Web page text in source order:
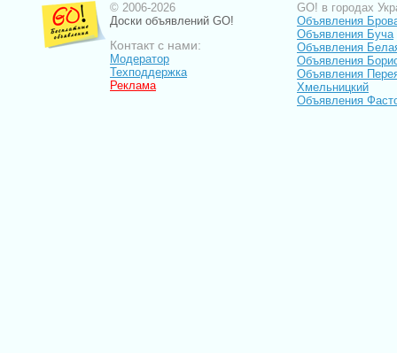
© 2006-2026
Доски объявлений GO!
Контакт с нами:
Модератор
Техподдержка
Реклама
GO! в городах
Объявления
Объявления Буча
Объявления
Объявления
Объявления
Хмельницкий
Объявления